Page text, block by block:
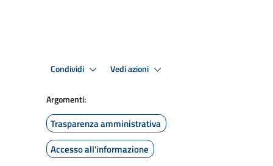
Condividi Vedi azioni
Argomenti:
Trasparenza amministrativa
Accesso all'informazione